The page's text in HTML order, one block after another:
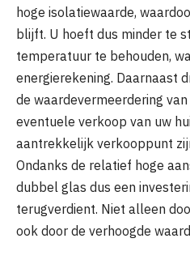
hoge isolatiewaarde,
blijft. U hoeft dus minder te
temperatuur te behouden,
energierekening. Daarnaast
de waardevermeerdering
eventuele verkoop van uw
aantrekkelijk verkooppunt
Ondanks de relatief hoge
dubbel glas dus een
terugverdient. Niet alleen
ook door de verhoogde